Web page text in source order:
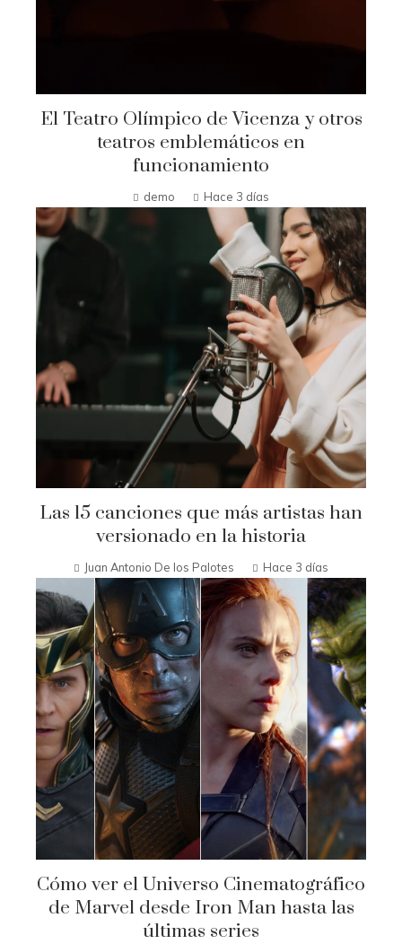
El Teatro Olímpico de Vicenza y otros
teatros emblemáticos en
funcionamiento
demo Hace 3 días
Las 15 canciones que más artistas han
versionado en la historia
Juan Antonio De los Palotes Hace 3 días
Cómo ver el Universo Cinematográfico
de Marvel desde Iron Man hasta las
últimas series